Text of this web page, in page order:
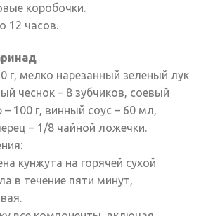
коробочки.
12 часов.
г, мелко нарезанный зеленый лук
чеснок – 8 зубчиков, соевый
– 100 г, винный соус – 60 мл,
– 1/8 чайной ложечки.
кунжута на горячей сухой
в течение пяти минут,